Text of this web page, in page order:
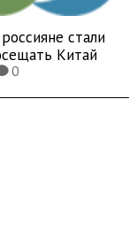
стали
Китай
0